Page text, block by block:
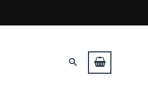
Paieška